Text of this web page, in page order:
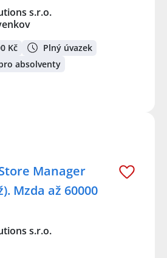
s.r.o.
Kč
Plný úvazek
absolventy
Manager
Mzda až 60000
s.r.o.